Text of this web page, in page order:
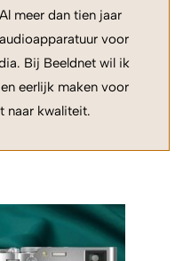
meer dan tien jaar
voor
Bij Beeldnet wil ik
eerlijk maken voor
naar kwaliteit.